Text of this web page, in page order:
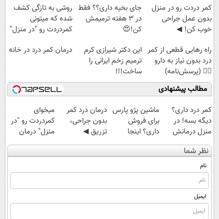
کمر دردت رو در منزل
بدون عمل جراحی
خوب کن! ◀
جای بخیه داری؟؟ فقط
در 3 هفته ترمیمش
کن!😍
روشی به تازگی کشف
شده که میتونی
کمردردت رو "در منزل"
راه رهایی قطعی از کمر
درد بدون نیاز به دارو
👈🏻 (پرسش‌نامه)
این دکتر شیرازی کرم
ترمیم زخم ایرانی را
ساخت!!!
درمان کمر درد در خانه
مطالب پیشنهادی
کمر درد داری؟
دیگه بسه! در
منزل درمانش
کن
(◀پرسش‌نامه)
ماشین پژو پارس
برای فروش
داری؟ اینجا
سریع بفروشش
درمان درد کمر
بدون جراحی،
تزریق ◀
پرسش‌نامه رو پر
کن ▶
میخوای
کمردردت رو "در
منزل" درمان
کنی؟ (◂فیلم +
◂پرسش‌نامه)
نظر شما
نام
ایمیل